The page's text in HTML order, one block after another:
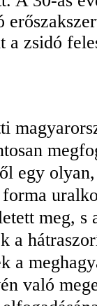
zsidó
egy
meg,
a
a
való